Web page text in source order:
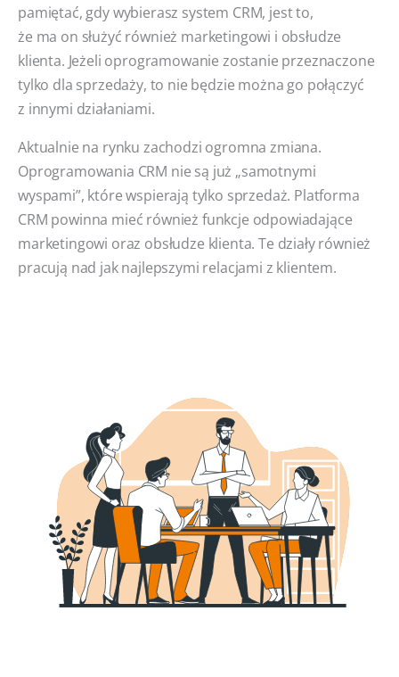
pamiętać, gdy wybierasz system CRM, jest to,
że ma on służyć również marketingowi i obsłudze
klienta. Jeżeli oprogramowanie zostanie przeznaczone
tylko dla sprzedaży, to nie będzie można go połączyć
z innymi działaniami.
Aktualnie na rynku zachodzi ogromna zmiana.
Oprogramowania CRM nie są już „samotnymi
wyspami”, które wspierają tylko sprzedaż. Platforma
CRM powinna mieć również funkcje odpowiadające
marketingowi oraz obsłudze klienta. Te działy również
pracują nad jak najlepszymi relacjami z klientem.